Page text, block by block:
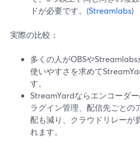
ドが必要です。(Streamlabs)
実際の比較：
多くの人がOBSや
使いやすさを求めて
す。
StreamYardならエンコーダ
ラグイン管理、配信先ごとの
配も減り、クラウドリレーが
れます。